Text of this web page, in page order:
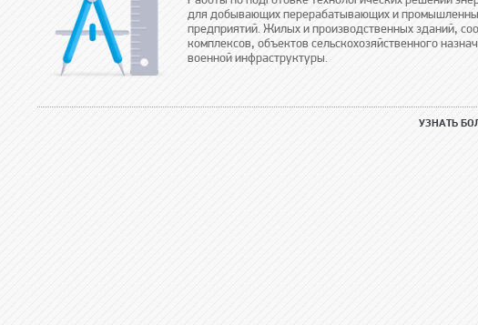
для добывающих перерабатывающих и
предприятий. Жилых и производственных зданий,
комплексов, объектов сельскохозяйственного
военной инфраструктуры.
УЗНАТЬ